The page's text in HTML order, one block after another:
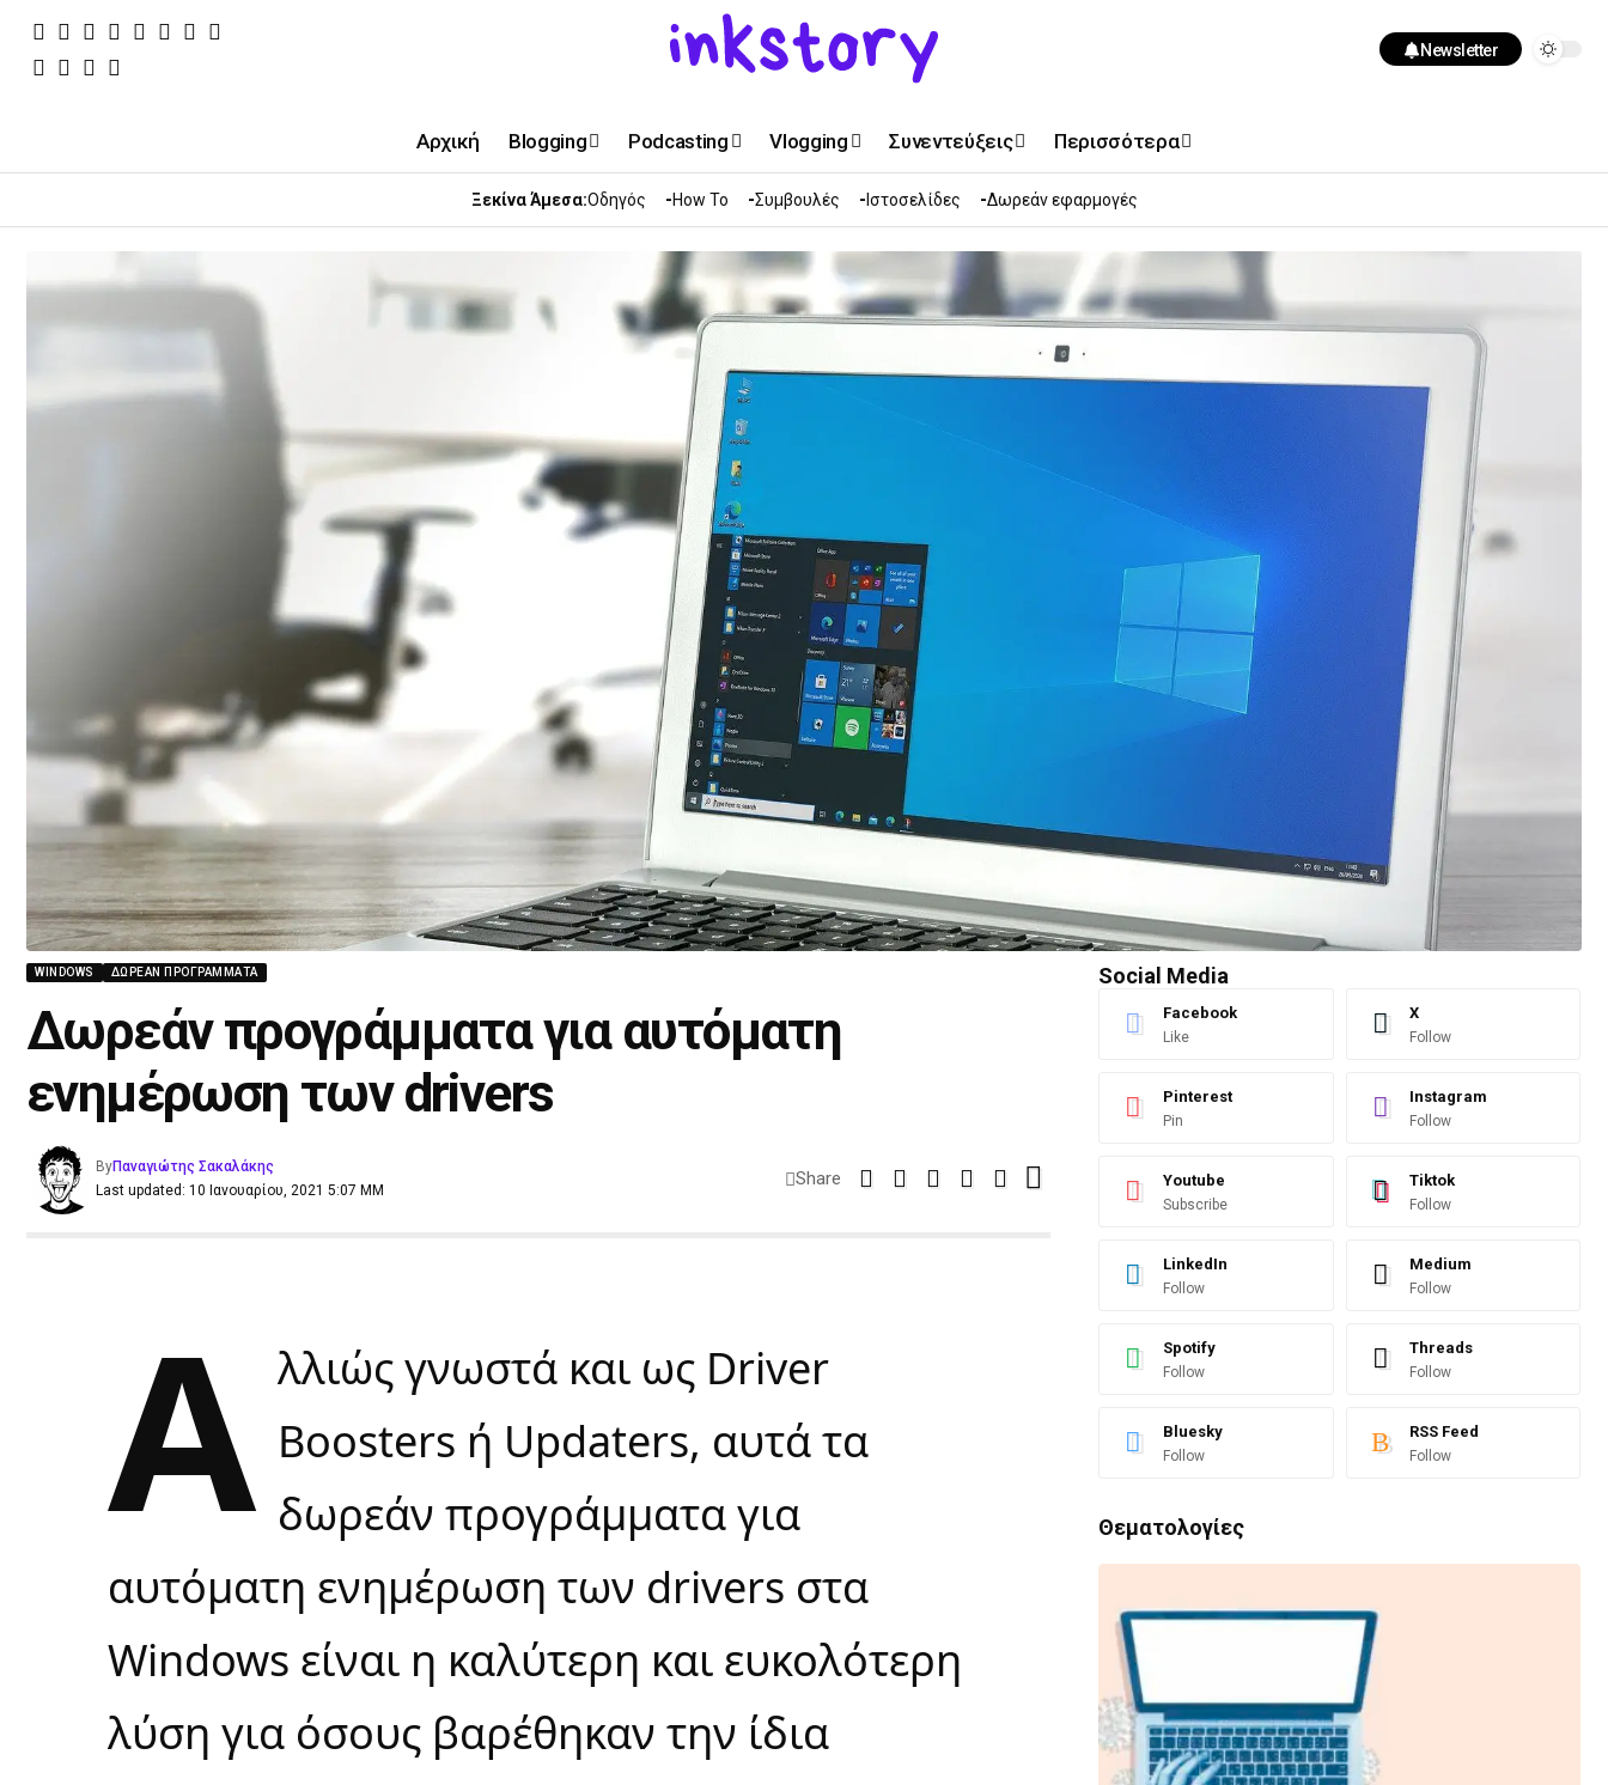
Newsletter
Αρχική Blogging Podcasting Vlogging Συνεντεύξεις Περισσότερα
Ξεκίνα Άμεσα:Οδηγός How To Συμβουλές Ιστοσελίδες Δωρεάν εφαρμογές
WINDOWS ΔΩΡΕΆΝ ΠΡΟΓΡΆΜΜΑΤΑ
Δωρεάν προγράμματα για αυτόματη
ενημέρωση των drivers
Last updated: 10 Ιανουαρίου, 2021 5:07 ΜΜ
ByΠαναγιώτης Σακαλάκης
Share
Α λλιώς γνωστά και ως Driver
Boosters ή Updaters, αυτά τα
δωρεάν προγράμματα για
αυτόματη ενημέρωση των drivers στα
Windows είναι η καλύτερη και ευκολότερη
λύση για όσους βαρέθηκαν την ίδια
Social Media
Facebook
Like
X
Follow
Pinterest
Pin
Instagram
Follow
Youtube
Subscribe
Tiktok
Follow
LinkedIn
Follow
Medium
Follow
Spotify
Follow
Threads
Follow
Bluesky
Follow
RSS Feed
Follow
Θεματολογίες